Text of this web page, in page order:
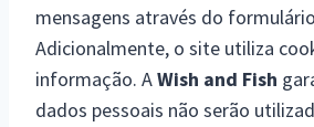
mensagens através do
Adicionalmente, o site utiliza
informação. AWish and Fish
dados pessoais não serão